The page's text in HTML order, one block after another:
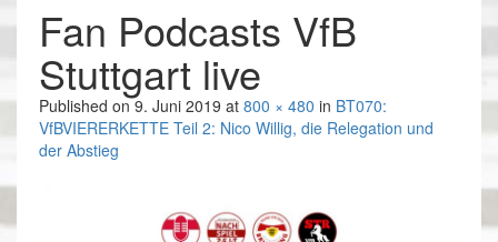
Fan Podcasts VfB
Stuttgart live
Published on9. Juni 2019 at 800 × 480 in BT070:
VfBVIERERKETTE Teil 2: Nico Willig, die Relegation und
der Abstieg